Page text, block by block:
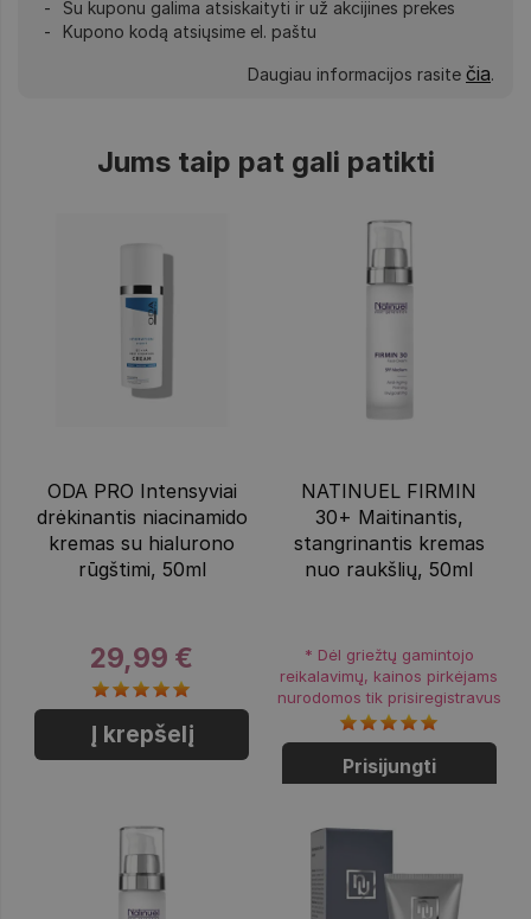
Su kuponu galima atsiskaityti ir už akcijines prekes
Kupono kodą atsiųsime el. paštu
Daugiau informacijos rasite čia.
Jums taip pat gali patikti
ODA PRO Intensyviai
drėkinantis niacinamido
kremas su hialurono
rūgštimi, 50ml
29,99 €
Į krepšelį
NATINUEL FIRMIN
30+ Maitinantis,
stangrinantis kremas
nuo raukšlių, 50ml
* Dėl griežtų gamintojo
reikalavimų, kainos pirkėjams
nurodomos tik prisiregistravus
Prisijungti